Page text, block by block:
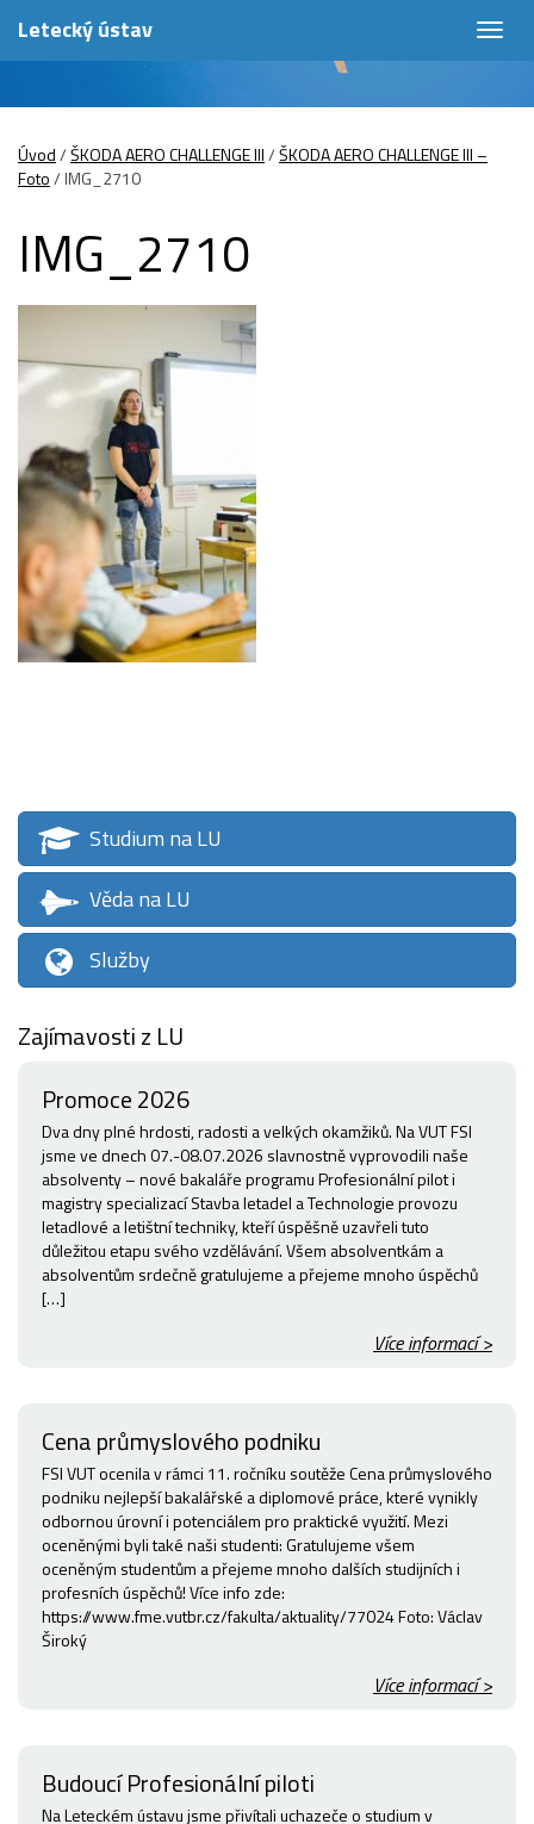
Letecký ústav
Úvod/ŠKODA AERO CHALLENGE III/ŠKODA AERO CHALLENGE III –
Foto/IMG_2710
IMG_2710
Studium na LU
Věda na LU
Služby
Zajímavosti z LU
Promoce 2026
Dva dny plné hrdosti, radosti a velkých okamžiků. Na VUT FSI
jsme ve dnech 07.-08.07.2026 slavnostně vyprovodili naše
absolventy – nové bakaláře programu Profesionální pilot i
magistry specializací Stavba letadel a Technologie provozu
letadlové a letištní techniky, kteří úspěšně uzavřeli tuto
důležitou etapu svého vzdělávání. Všem absolventkám a
absolventům srdečně gratulujeme a přejeme mnoho úspěchů
[…]
Více informací >
Cena průmyslového podniku
FSI VUT ocenila v rámci 11. ročníku soutěže Cena průmyslového
podniku nejlepší bakalářské a diplomové práce, které vynikly
odbornou úrovní i potenciálem pro praktické využití. Mezi
oceněnými byli také naši studenti: Gratulujeme všem
oceněným studentům a přejeme mnoho dalších studijních i
profesních úspěchů! Více info zde:
https://www.fme.vutbr.cz/fakulta/aktuality/77024 Foto: Václav
Široký
Více informací >
Budoucí Profesionální piloti
Na Leteckém ústavu jsme přivítali uchazeče o studium v